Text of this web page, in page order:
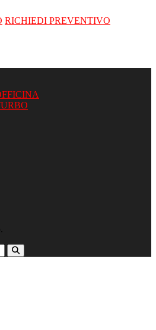
RICHIEDI PREVENTIVO